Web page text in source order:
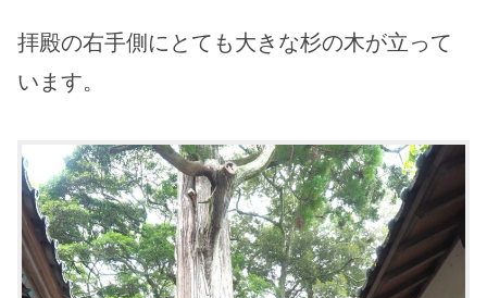
拝殿の右手側にとても大きな杉の木が立って
います。